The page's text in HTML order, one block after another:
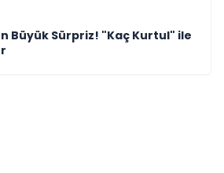
Büyük Sürpriz! "Kaç Kurtul" ile